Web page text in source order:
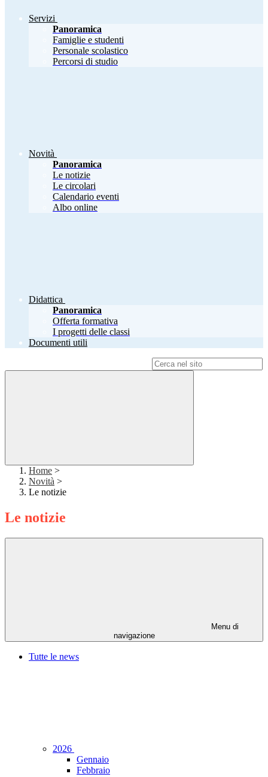
Servizi
Panoramica
Famiglie e studenti
Personale scolastico
Percorsi di studio
Novità
Panoramica
Le notizie
Le circolari
Calendario eventi
Albo online
Didattica
Panoramica
Offerta formativa
I progetti delle classi
Documenti utili
Home >
Novità >
Le notizie
Le notizie
Menu di
navigazione
Tutte le news
2026
Gennaio
Febbraio